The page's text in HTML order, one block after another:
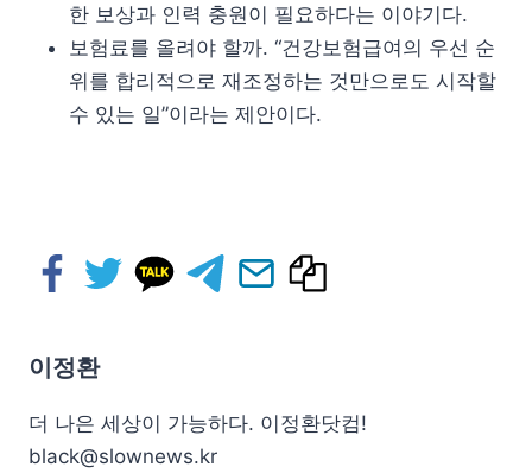
한 보상과 인력 충원이 필요하다는 이야기다.
보험료를 올려야 할까. “건강보험급여의 우선 순
위를 합리적으로 재조정하는 것만으로도 시작할
수 있는 일”이라는 제안이다.
이정환
더 나은 세상이 가능하다. 이정환닷컴!
black@slownews.kr